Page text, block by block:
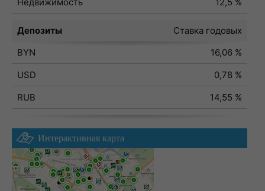
Депозиты
Ставка годовых
BYN
16,06 %
USD
0,78 %
RUB
14,55 %
Интерактивная карта